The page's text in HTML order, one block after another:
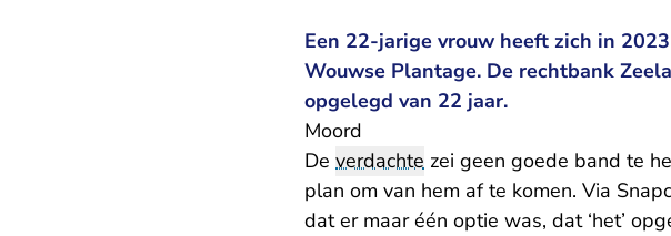
Een 22-jarige vrouw heeft zich in
Wouwse Plantage. De rechtbank
opgelegd van 22 jaar.
Moord
De verdachte zei geen goede band te
plan om van hem af te komen. Via
dat er maar één optie was, dat ‘het’